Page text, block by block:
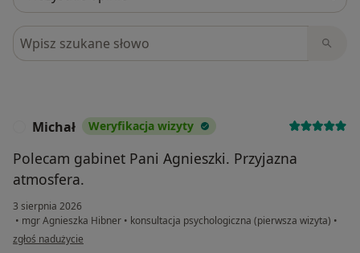
Szukaj w opiniach
Michał Weryfikacja wizyty
Polecam gabinet Pani Agnieszki. Przyjazna
atmosfera.
3 sierpnia 2026
• mgr Agnieszka Hibner • konsultacja psychologiczna (pierwsza wizyta) •
w opinii użytkownika Michał
zgłoś nadużycie